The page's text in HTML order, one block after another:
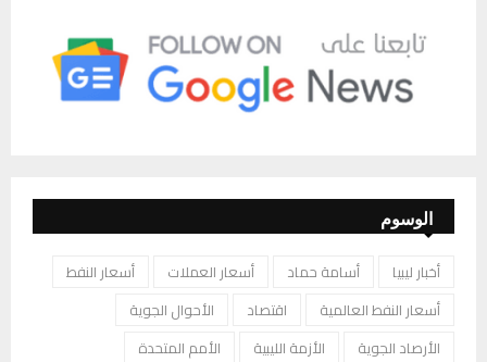
الوسوم
أخبار ليبيا أسامة حماد أسعار العملات
أسعار النفط
أسعار النفط العالمية
اقتصاد
الأحوال الجوية
الأرصاد الجوية
الأزمة الليبية
الأمم المتحدة